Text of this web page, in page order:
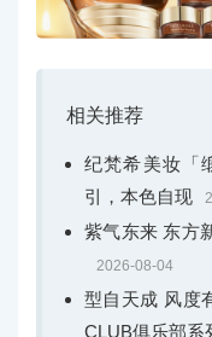
相关推荐
纪梵希美妆「
引，本色自现
紫气东来 东方
2026-08-04
型自天成 风度
CLUB俱乐部系